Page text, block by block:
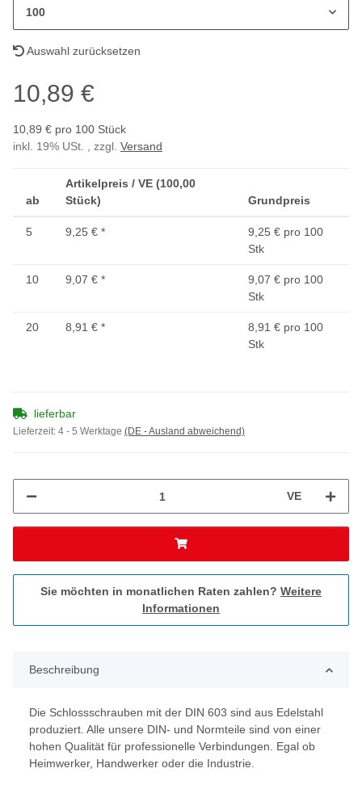
100
Auswahl zurücksetzen
10,89 €
10,89 € pro 100 Stück
inkl. 19% USt. , zzgl. Versand
ab
Artikelpreis / VE (100,00
Stück)
Grundpreis
5 9,25 € *
9,25 € pro 100
Stk
10 9,07 € *
9,07 € pro 100
Stk
20 8,91 € *
8,91 € pro 100
Stk
lieferbar
Lieferzeit: 4 - 5 Werktage (DE - Ausland abweichend)
VE
Sie möchten in monatlichen Raten zahlen? Weitere
Informationen
Beschreibung
Die Schlossschrauben mit der DIN 603 sind aus Edelstahl
produziert. Alle unsere DIN- und Normteile sind von einer
hohen Qualität für professionelle Verbindungen. Egal ob
Heimwerker, Handwerker oder die Industrie.